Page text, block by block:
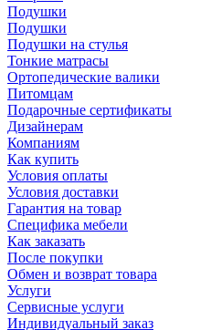
Подушки
Подушки
Подушки на стулья
Тонкие матрасы
Ортопедические валики
Питомцам
Подарочные сертификаты
Дизайнерам
Компаниям
Как купить
Условия оплаты
Условия доставки
Гарантия на товар
Специфика мебели
Как заказать
После покупки
Обмен и возврат товара
Услуги
Сервисные услуги
Индивидуальный заказ